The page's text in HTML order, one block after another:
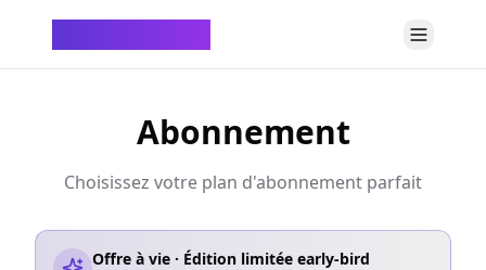
Abonnement
Choisissez votre plan d'abonnement parfait
Offre à vie · Édition limitée early-bird